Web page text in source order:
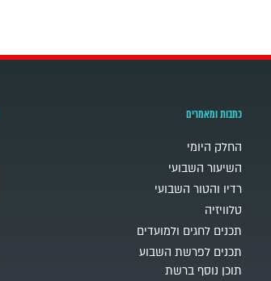
כתבות ומאמרים
החלק היומי
השיעור השבועי
רדיו והטור השבועי
טלוויזיה
תכנים לחגים ולמועדים
תכנים לפרשת השבוע
תוכן נוסף ברשת